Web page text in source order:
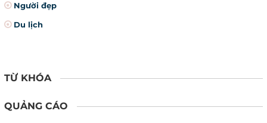
Người đẹp
Du lịch
TỪ KHÓA
QUẢNG CÁO